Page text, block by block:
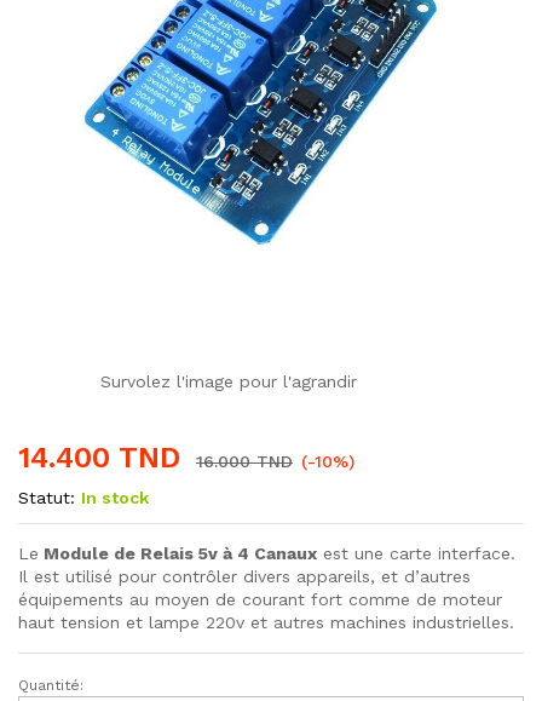
Survolez l'image pour l'agrandir
14.400 TND 16.000TND (-10%)
Statut: In stock
Le Module de Relais 5v à 4 Canaux est une carte interface.
Il est utilisé pour contrôler divers appareils, et d’autres
équipements au moyen de courant fort comme de moteur
haut tension et lampe 220v et autres machines industrielles.
Module
Quantité: